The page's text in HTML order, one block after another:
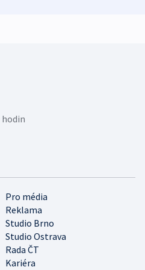
Pro média
Reklama
Studio Brno
Studio Ostrava
Rada ČT
Kariéra
hodin